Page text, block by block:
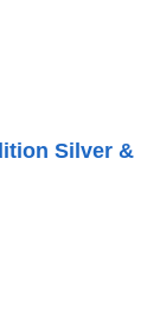
Silver &